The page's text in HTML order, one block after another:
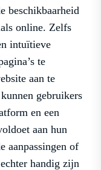
beschikbaarheid
online. Zelfs
intuïtieve
te
aan te
gebruikers
en een
aan hun
aanpassingen of
handig zijn